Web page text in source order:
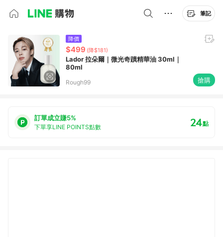
筆記
降價
$499 (降$181)
Lador 拉朵爾｜微光奇蹟精華油 30ml｜
80ml
Rough99 搶購
訂單成立賺5%
下單享LINE POINTS點數 24點